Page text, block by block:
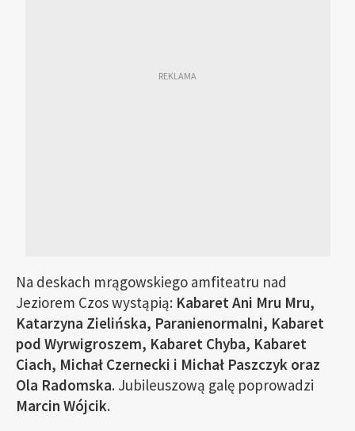
Na deskach mrągowskiego amfiteatru nad
Jeziorem Czos wystąpią: Kabaret Ani Mru Mru,
Katarzyna Zielińska, Paranienormalni, Kabaret
pod Wyrwigroszem, Kabaret Chyba, Kabaret
Ciach, Michał Czernecki i Michał Paszczyk oraz
Ola Radomska. Jubileuszową galę poprowadzi
Marcin Wójcik.